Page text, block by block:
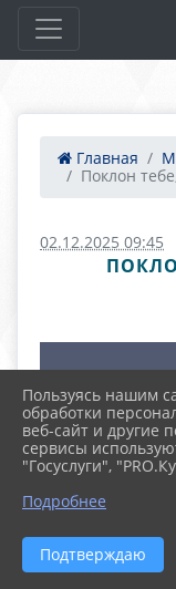
Главная
Поклон
02.12.2025 09:45
Пользуясь нашим
обработки
веб-сайт и другие
сервисы
"Госуслуги",
Подробнее
Подтверждаю